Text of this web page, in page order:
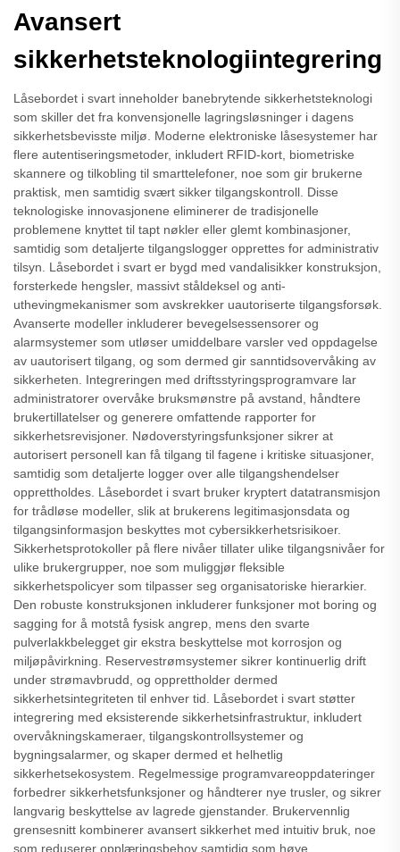
Avansert
sikkerhetsteknologiintegrering
Låsebordet i svart inneholder banebrytende sikkerhetsteknologi
som skiller det fra konvensjonelle lagringsløsninger i dagens
sikkerhetsbevisste miljø. Moderne elektroniske låsesystemer har
flere autentiseringsmetoder, inkludert RFID-kort, biometriske
skannere og tilkobling til smarttelefoner, noe som gir brukerne
praktisk, men samtidig svært sikker tilgangskontroll. Disse
teknologiske innovasjonene eliminerer de tradisjonelle
problemene knyttet til tapt nøkler eller glemt kombinasjoner,
samtidig som detaljerte tilgangslogger opprettes for administrativ
tilsyn. Låsebordet i svart er bygd med vandalisikker konstruksjon,
forsterkede hengsler, massivt ståldeksel og anti-
uthevingmekanismer som avskrekker uautoriserte tilgangsforsøk.
Avanserte modeller inkluderer bevegelsessensorer og
alarmsystemer som utløser umiddelbare varsler ved oppdagelse
av uautorisert tilgang, og som dermed gir sanntidsovervåking av
sikkerheten. Integreringen med driftsstyringsprogramvare lar
administratorer overvåke bruksmønstre på avstand, håndtere
brukertillatelser og generere omfattende rapporter for
sikkerhetsrevisjoner. Nødoverstyringsfunksjoner sikrer at
autorisert personell kan få tilgang til fagene i kritiske situasjoner,
samtidig som detaljerte logger over alle tilgangshendelser
opprettholdes. Låsebordet i svart bruker kryptert datatransmisjon
for trådløse modeller, slik at brukerens legitimasjonsdata og
tilgangsinformasjon beskyttes mot cybersikkerhetsrisikoer.
Sikkerhetsprotokoller på flere nivåer tillater ulike tilgangsnivåer for
ulike brukergrupper, noe som muliggjør fleksible
sikkerhetspolicyer som tilpasser seg organisatoriske hierarkier.
Den robuste konstruksjonen inkluderer funksjoner mot boring og
sagging for å motstå fysisk angrep, mens den svarte
pulverlakkbelegget gir ekstra beskyttelse mot korrosjon og
miljøpåvirkning. Reservestrømsystemer sikrer kontinuerlig drift
under strømavbrudd, og opprettholder dermed
sikkerhetsintegriteten til enhver tid. Låsebordet i svart støtter
integrering med eksisterende sikkerhetsinfrastruktur, inkludert
overvåkningskameraer, tilgangskontrollsystemer og
bygningsalarmer, og skaper dermed et helhetlig
sikkerhetsekosystem. Regelmessige programvareoppdateringer
forbedrer sikkerhetsfunksjoner og håndterer nye trusler, og sikrer
langvarig beskyttelse av lagrede gjenstander. Brukervennlig
grensesnitt kombinerer avansert sikkerhet med intuitiv bruk, noe
som reduserer opplæringsbehov samtidig som høye